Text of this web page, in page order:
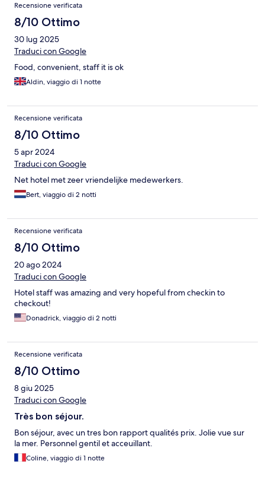
Recensione verificata
8/10 Ottimo
30 lug 2025
Traduci con Google
Food, convenient, staff it is ok
Aldin, viaggio di 1 notte
Recensione verificata
8/10 Ottimo
5 apr 2024
Traduci con Google
Net hotel met zeer vriendelijke medewerkers.
Bert, viaggio di 2 notti
Recensione verificata
8/10 Ottimo
20 ago 2024
Traduci con Google
Hotel staff was amazing and very hopeful from checkin to
checkout!
Donadrick, viaggio di 2 notti
Recensione verificata
8/10 Ottimo
8 giu 2025
Traduci con Google
Très bon séjour.
Bon séjour, avec un tres bon rapport qualités prix. Jolie vue sur
la mer. Personnel gentil et acceuillant.
Coline, viaggio di 1 notte